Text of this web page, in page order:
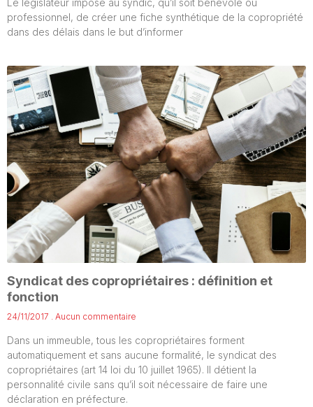
Le législateur impose au syndic, qu’il soit bénévole ou
professionnel, de créer une fiche synthétique de la copropriété
dans des délais dans le but d’informer
Syndicat des copropriétaires : définition et
fonction
24/11/2017 Aucun commentaire
Dans un immeuble, tous les copropriétaires forment
automatiquement et sans aucune formalité, le syndicat des
copropriétaires (art 14 loi du 10 juillet 1965). Il détient la
personnalité civile sans qu’il soit nécessaire de faire une
déclaration en préfecture.